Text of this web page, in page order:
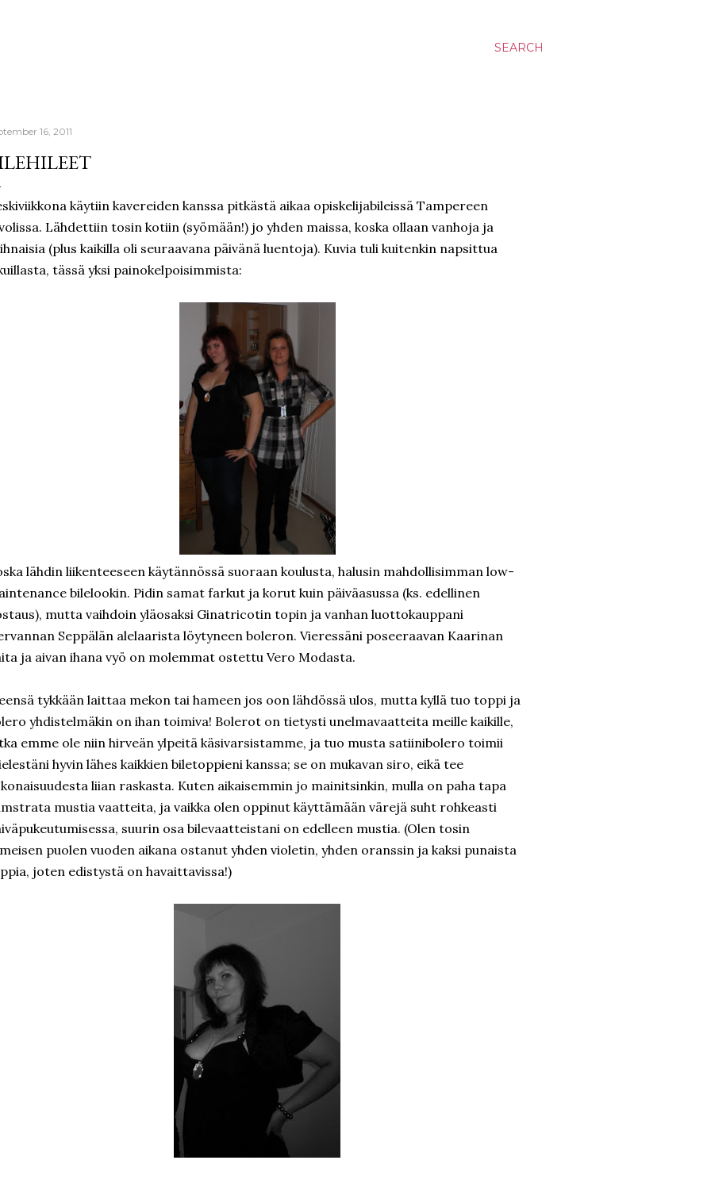
SEARCH
16, 2011
käytiin kavereiden kanssa pitkästä aikaa opiskelijabileissä Tampereen
Lähdettiin tosin kotiin (syömään!) jo yhden maissa, koska ollaan vanhoja ja
(plus kaikilla oli seuraavana päivänä luentoja). Kuvia tuli kuitenkin napsittua
tässä yksi painokelpoisimmista:
lähdin liikenteeseen käytännössä suoraan koulusta, halusin mahdollisimman low-
bilelookin. Pidin samat farkut ja korut kuin päiväasussa (ks. edellinen
mutta vaihdoin yläosaksi Ginatricotin topin ja vanhan luottokauppani
Seppälän alelaarista löytyneen boleron. Vieressäni poseeraavan Kaarinan
ja aivan ihana vyö on molemmat ostettu Vero Modasta.
tykkään laittaa mekon tai hameen jos oon lähdössä ulos, mutta kyllä tuo toppi ja
yhdistelmäkin on ihan toimiva! Bolerot on tietysti unelmavaatteita meille kaikille,
emme ole niin hirveän ylpeitä käsivarsistamme, ja tuo musta satiinibolero toimii
hyvin lähes kaikkien biletoppieni kanssa; se on mukavan siro, eikä tee
liian raskasta. Kuten aikaisemmin jo mainitsinkin, mulla on paha tapa
mustia vaatteita, ja vaikka olen oppinut käyttämään värejä suht rohkeasti
suurin osa bilevaatteistani on edelleen mustia. (Olen tosin
puolen vuoden aikana ostanut yhden violetin, yhden oranssin ja kaksi punaista
joten edistystä on havaittavissa!)